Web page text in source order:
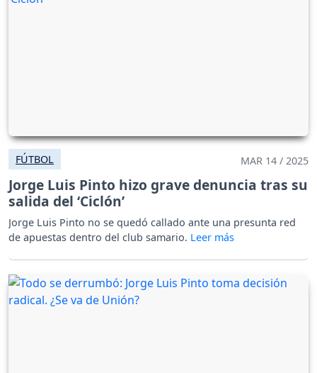
FÚTBOL MAR 14 / 2025
Jorge Luis Pinto hizo grave denuncia tras su
salida del ‘Ciclón’
Jorge Luis Pinto no se quedó callado ante una presunta red
de apuestas dentro del club samario.